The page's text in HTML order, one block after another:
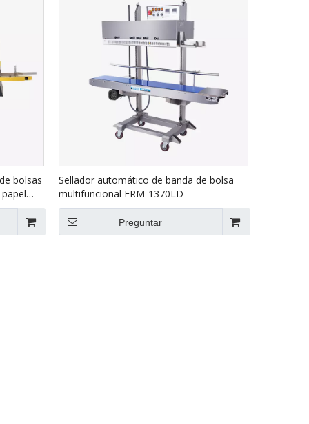
bolsas
FBK-
Sellador automático de banda de bolsa
multifuncional FRM-1370LD
Preguntar